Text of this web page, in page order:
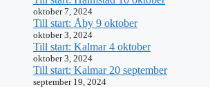
oktober 7, 2024
Till start: Åby 9 oktober
oktober 3, 2024
Till start: Kalmar 4 oktober
oktober 3, 2024
Till start: Kalmar 20 september
september 19, 2024